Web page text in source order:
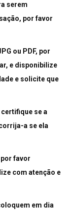
serem
por favor
ou PDF, por
e disponibilize
e solicite que
se a
a se ela
favor
com atenção e
em dia